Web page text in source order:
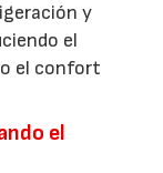
y
el
el confort
el